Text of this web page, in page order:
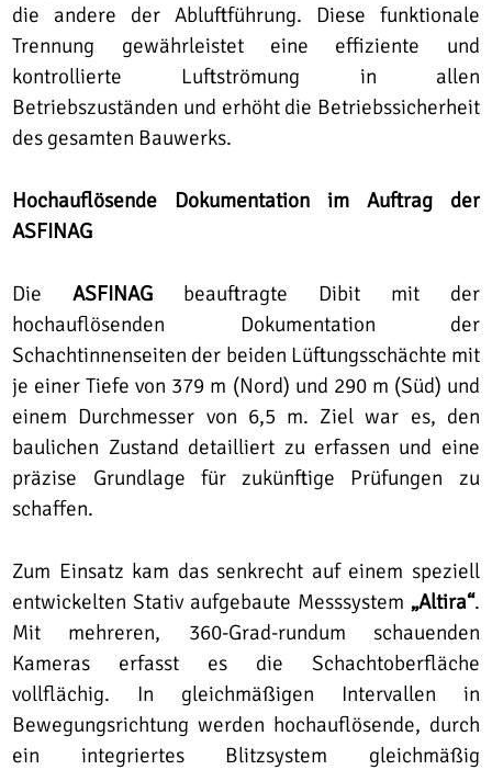
die andere der Abluftführung. Diese funktionale
Trennung gewährleistet eine effiziente und
kontrollierte Luftströmung in allen
Betriebszuständen und erhöht die Betriebssicherheit
des gesamten Bauwerks.
Hochauflösende Dokumentation im Auftrag der
ASFINAG
DieASFINAG beauftragte Dibit mit der
hochauflösenden Dokumentation der
Schachtinnenseiten der beiden Lüftungsschächte mit
je einer Tiefe von 379 m (Nord) und 290 m (Süd) und
einem Durchmesser von 6,5 m. Ziel war es, den
baulichen Zustand detailliert zu erfassen und eine
präzise Grundlage für zukünftige Prüfungen zu
schaffen.
Zum Einsatz kam das senkrecht auf einem speziell
entwickelten Stativ aufgebaute Messsystem „Altira“.
Mit mehreren, 360-Grad-rundum schauenden
Kameras erfasst es die Schachtoberfläche
vollflächig. In gleichmäßigen Intervallen in
Bewegungsrichtung werden hochauflösende, durch
ein integriertes Blitzsystem gleichmäßig